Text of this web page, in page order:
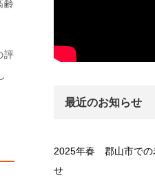
齢
評
最近のお知らせ
2025年春 郡山市での
せ